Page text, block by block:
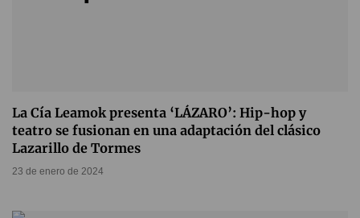
La Cía Leamok presenta ‘LÁZARO’: Hip-hop y
teatro se fusionan en una adaptación del clásico
Lazarillo de Tormes
23 de enero de 2024